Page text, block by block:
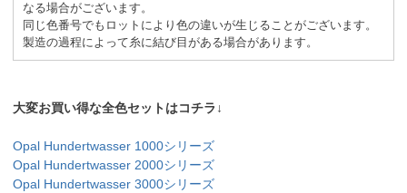
なる場合がございます。
同じ色番号でもロットにより色の違いが生じることがございます。
製造の過程によって糸に結び目がある場合があります。
大変お買い得な全色セットはコチラ↓
Opal Hundertwasser 1000シリーズ
Opal Hundertwasser 2000シリーズ
Opal Hundertwasser 3000シリーズ